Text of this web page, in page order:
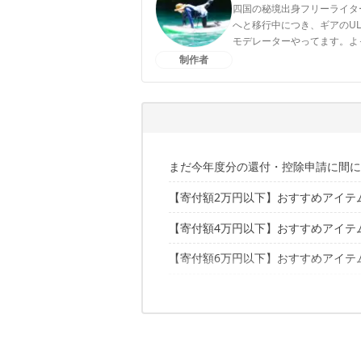
制作者
四国の秘境出身フリーライ
へと移行中につき、ギアの
モデレーターやってます。
まだ今年度分の還付・控除申請に間に
自分の「寄付上限額」をチェックしよ
【寄付額2万円以下】おすすめアイテ
その1. DVERG×BRID「USBブランケ
その2. ベルモント「黒皮コンボスキレ
その3. キャプテンススタッグ「大型
【寄付額4万円以下】おすすめアイテ
その1. アペルカ「ピザオーブンポット
【寄付額6万円以下】おすすめアイテ
その1. 野良道具製作所「野良ブラス
その2.NANGA×SUNDAY
その4. REGARD 「SeaDek ハード
【寄付額10万円以下】おすすめアイ